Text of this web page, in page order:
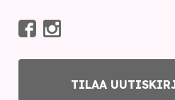
TILAA